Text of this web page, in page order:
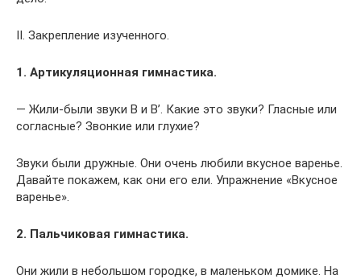
II. Закрепление изученного.
1. Артикуляционная гимнастика.
— Жили-были звуки В и В’. Какие это звуки? Гласные или
согласные? Звонкие или глухие?
Звуки были дружные. Они очень любили вкусное варенье.
Давайте покажем, как они его ели. Упражнение «Вкусное
варенье».
2. Пальчиковая гимнастика.
Они жили в небольшом городке, в маленьком домике. На